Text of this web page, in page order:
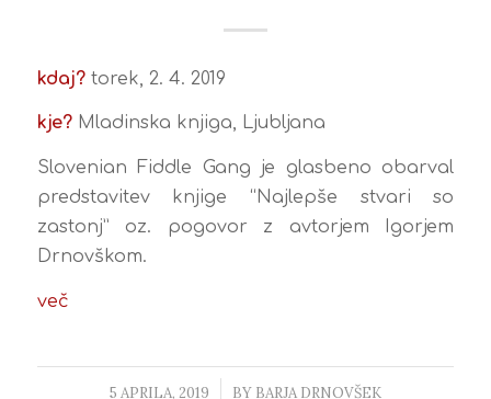
kdaj?torek, 2. 4. 2019
kje?Mladinska knjiga, Ljubljana
Slovenian Fiddle Gang je glasbeno obarval
predstavitev knjige “Najlepše stvari so
zastonj” oz. pogovor z avtorjem Igorjem
Drnovškom.
več
5 APRILA, 2019
/ BY BARJA DRNOVŠEK